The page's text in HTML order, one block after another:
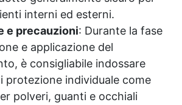
interni ed esterni.
e precauzioni: Durante la fase
e applicazione del
è consigliabile indossare
protezione individuale come
polveri, guanti e occhiali